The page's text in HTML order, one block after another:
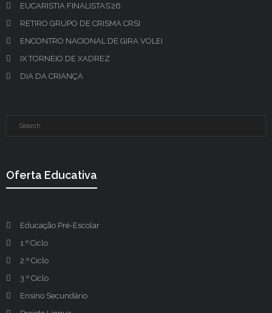
EUCARISTIA FINALISTAS’26
RETIRO GRUPO DE CRISMA CRSI
ENCONTRO NACIONAL DE GIRA VOLEI
IX TORNEIO DE XADREZ
DIA DA CRIANÇA
Oferta Educativa
Educação Pré-Escolar
1.º Ciclo
2.º Ciclo
3.º Ciclo
Ensino Secundário